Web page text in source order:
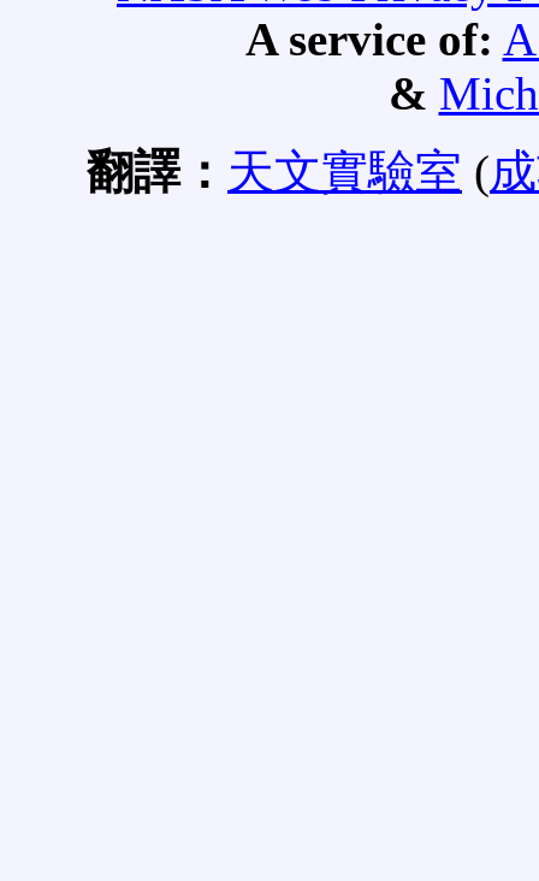
A service of:
&
翻譯： 天文實驗室 (